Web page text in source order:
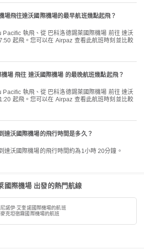
場飛往達沃國際機場的最早航班幾點起飛？
起飛。您可以在 Airpaz 查看此航班時刻並比較
場 飛往 達沃國際機場 的最晚航班幾點起飛？
起飛。您可以在 Airpaz 查看此航班時刻並比較
達沃國際機場的飛行時間是多久？
達沃國際機場的飛行時間約為1小時 20分鐘。
國際機場 出發的熱門航線
諾伊·艾奎諾國際機場的航班
克坦宿霧國際機場的航班